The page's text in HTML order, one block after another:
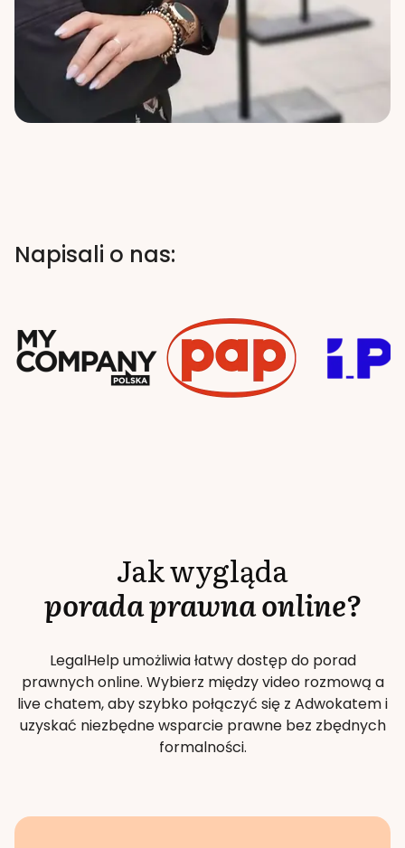
Napisali o nas:
Jak wygląda
porada prawna online?
LegalHelp umożliwia łatwy dostęp do porad
prawnych online. Wybierz między video rozmową a
live chatem, aby szybko połączyć się z Adwokatem i
uzyskać niezbędne wsparcie prawne bez zbędnych
formalności.